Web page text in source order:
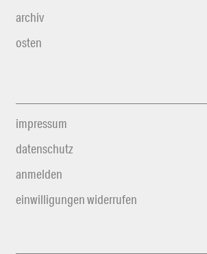
archiv
osten
impressum
datenschutz
anmelden
einwilligungen widerrufen